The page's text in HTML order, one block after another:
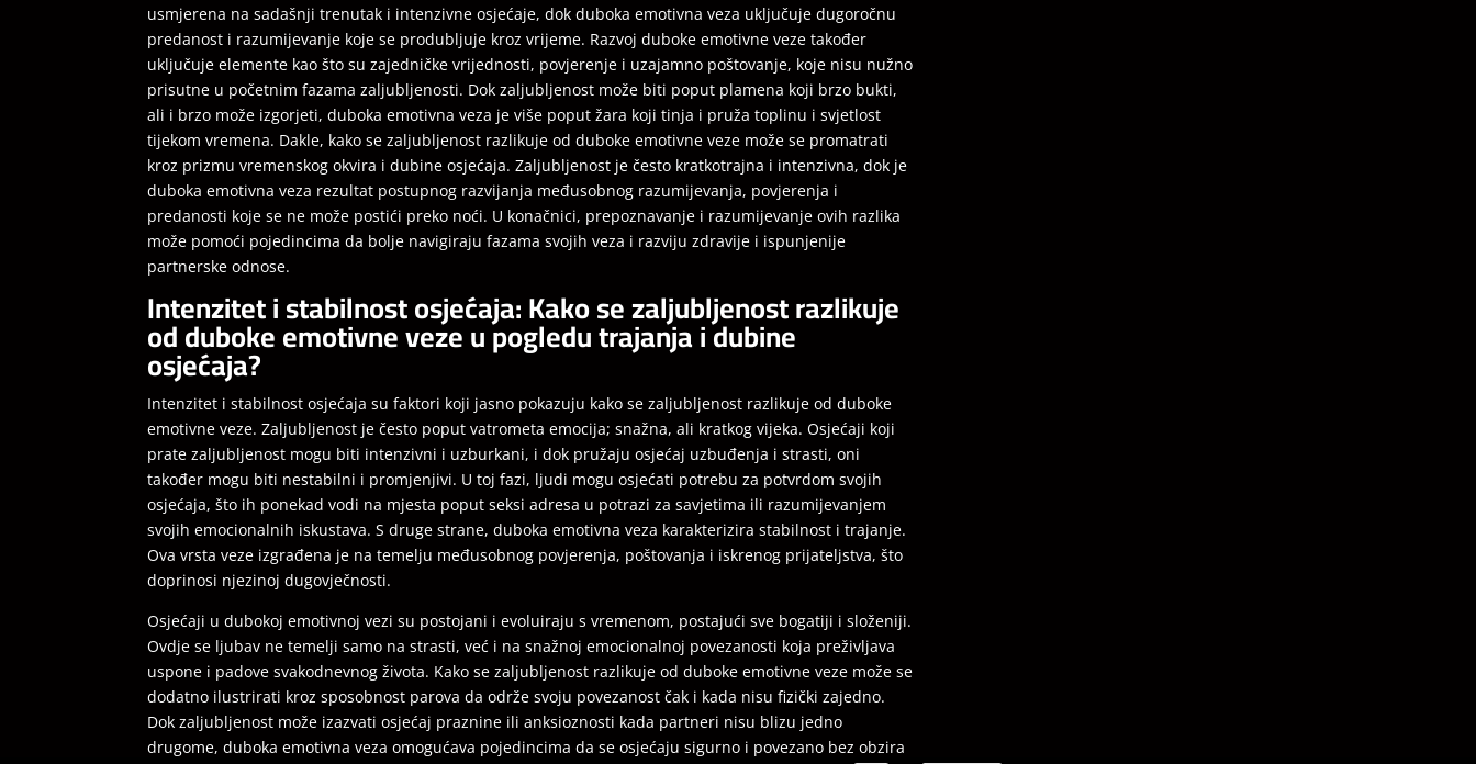
usmjerena na sadašnji trenutak i intenzivne osjećaje, dok duboka emotivna veza uključuje dugoročnu
predanost i razumijevanje koje se produbljuje kroz vrijeme. Razvoj duboke emotivne veze također
uključuje elemente kao što su zajedničke vrijednosti, povjerenje i uzajamno poštovanje, koje nisu nužno
prisutne u početnim fazama zaljubljenosti. Dok zaljubljenost može biti poput plamena koji brzo bukti,
ali i brzo može izgorjeti, duboka emotivna veza je više poput žara koji tinja i pruža toplinu i svjetlost
tijekom vremena. Dakle, kako se zaljubljenost razlikuje od duboke emotivne veze može se promatrati
kroz prizmu vremenskog okvira i dubine osjećaja. Zaljubljenost je često kratkotrajna i intenzivna, dok je
duboka emotivna veza rezultat postupnog razvijanja međusobnog razumijevanja, povjerenja i
predanosti koje se ne može postići preko noći. U konačnici, prepoznavanje i razumijevanje ovih razlika
može pomoći pojedincima da bolje navigiraju fazama svojih veza i razviju zdravije i ispunjenije
partnerske odnose.
Intenzitet i stabilnost osjećaja: Kako se zaljubljenost razlikuje
od duboke emotivne veze u pogledu trajanja i dubine
osjećaja?
Intenzitet i stabilnost osjećaja su faktori koji jasno pokazuju kako se zaljubljenost razlikuje od duboke
emotivne veze. Zaljubljenost je često poput vatrometa emocija; snažna, ali kratkog vijeka. Osjećaji koji
prate zaljubljenost mogu biti intenzivni i uzburkani, i dok pružaju osjećaj uzbuđenja i strasti, oni
također mogu biti nestabilni i promjenjivi. U toj fazi, ljudi mogu osjećati potrebu za potvrdom svojih
osjećaja, što ih ponekad vodi na mjesta poput seksi adresa u potrazi za savjetima ili razumijevanjem
svojih emocionalnih iskustava. S druge strane, duboka emotivna veza karakterizira stabilnost i trajanje.
Ova vrsta veze izgrađena je na temelju međusobnog povjerenja, poštovanja i iskrenog prijateljstva, što
doprinosi njezinoj dugovječnosti.
Osjećaji u dubokoj emotivnoj vezi su postojani i evoluiraju s vremenom, postajući sve bogatiji i složeniji.
Ovdje se ljubav ne temelji samo na strasti, već i na snažnoj emocionalnoj povezanosti koja preživljava
uspone i padove svakodnevnog života. Kako se zaljubljenost razlikuje od duboke emotivne veze može se
dodatno ilustrirati kroz sposobnost parova da održe svoju povezanost čak i kada nisu fizički zajedno.
Dok zaljubljenost može izazvati osjećaj praznine ili anksioznosti kada partneri nisu blizu jedno
drugome, duboka emotivna veza omogućava pojedincima da se osjećaju sigurno i povezano bez obzira